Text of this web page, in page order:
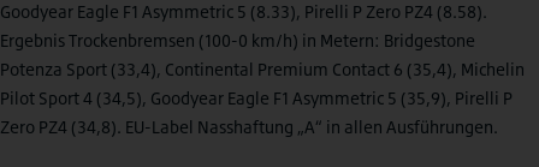
Goodyear Eagle F1 Asymmetric 5 (8.33), Pirelli P Zero PZ4 (8.58).
Ergebnis Trockenbremsen (100-0 km/h) in Metern: Bridgestone
Potenza Sport (33,4), Continental Premium Contact 6 (35,4), Michelin
Pilot Sport 4 (34,5), Goodyear Eagle F1 Asymmetric 5 (35,9), Pirelli P
Zero PZ4 (34,8). EU-Label Nasshaftung „A“ in allen Ausführungen.